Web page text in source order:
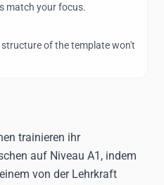
match your focus.
of the template won't
trainieren ihr
auf Niveau A1, indem
von der Lehrkraft